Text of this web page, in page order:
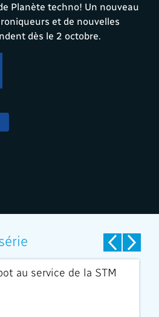
Planète techno! Un nouveau
et de nouvelles
dès le 2 octobre.
au service de la STM